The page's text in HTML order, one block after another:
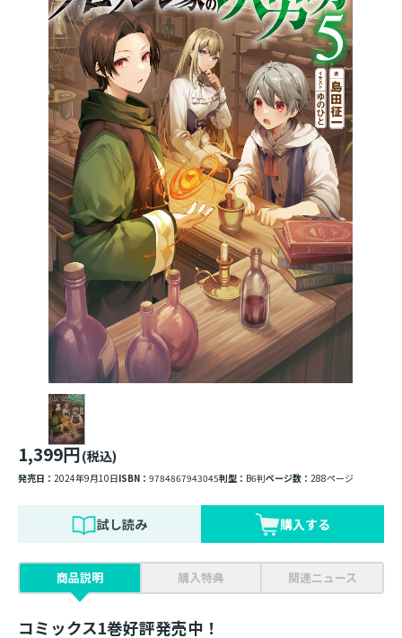
1,399円(税込)
発売日： 2024年9月10日ISBN： 9784867943045判型： B6判ページ数： 288ページ
試し読み 購入する
商品説明 購入特典 関連ニュース
コミックス1巻好評発売中！